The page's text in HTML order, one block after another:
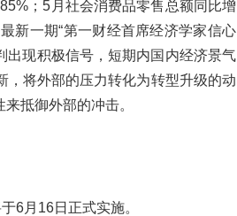
；5月社会消费品零售总额同比增
新一期“第一财经首席经济学家信心
出现积极信号，短期内国内经济景气
，将外部的压力转化为转型升级的动
抵御外部的冲击。
6月16日正式实施。